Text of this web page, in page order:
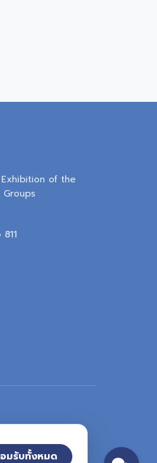
Exhibition of the
มรับทั้งหมด